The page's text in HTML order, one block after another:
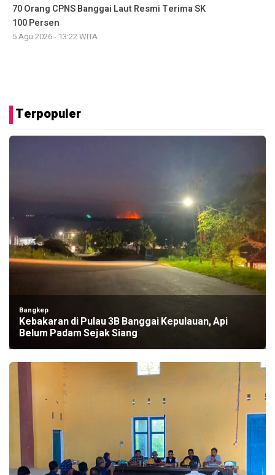
70 Orang CPNS Banggai Laut Resmi Terima SK
100 Persen
5 Agu 2026 - 13:22 WITA
Terpopuler
Bangkep
Kebakaran di Pulau 3B Banggai Kepulauan, Api
Belum Padam Sejak Siang